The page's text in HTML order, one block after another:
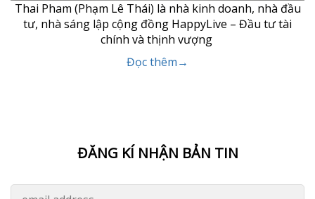
Thai Pham (Phạm Lê Thái) là nhà kinh doanh, nhà đầu
tư, nhà sáng lập cộng đồng HappyLive – Đầu tư tài
chính và thịnh vượng
Đọc thêm→
ĐĂNG KÍ NHẬN BẢN TIN